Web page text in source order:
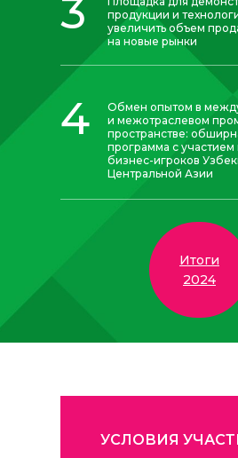
3
продукции и
увеличить объем
на новые рынки
4
Обмен опытом в
и межотраслевом
пространстве:
программа с
бизнес-игроков
Центральной Азии
Итоги
2024
УСЛОВИЯ